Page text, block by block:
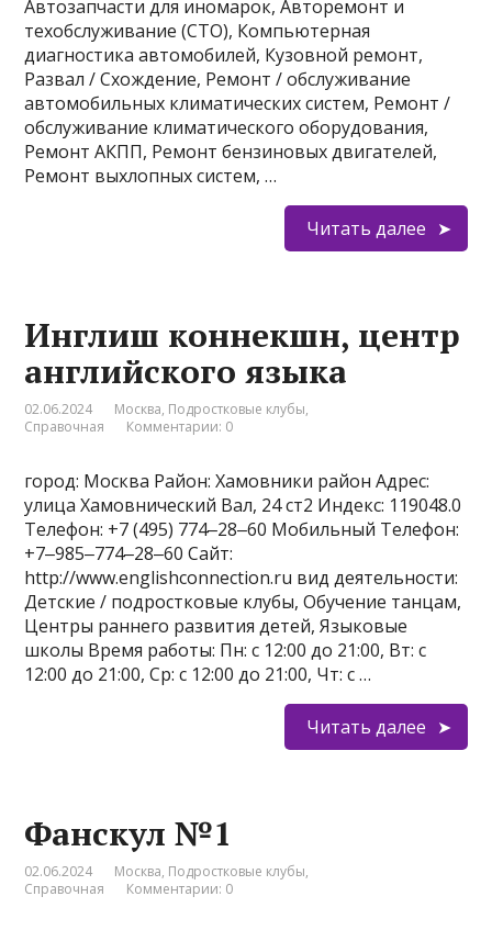
Автозапчасти для иномарок, Авторемонт и
техобслуживание (СТО), Компьютерная
диагностика автомобилей, Кузовной ремонт,
Развал / Схождение, Ремонт / обслуживание
автомобильных климатических систем, Ремонт /
обслуживание климатического оборудования,
Ремонт АКПП, Ремонт бензиновых двигателей,
Ремонт выхлопных систем, …
Читать далее
Инглиш коннекшн, центр
английского языка
02.06.2024 Москва, Подростковые клубы,
Справочная
Комментарии: 0
город: Москва Район: Хамовники район Адрес:
улица Хамовнический Вал, 24 ст2 Индекс: 119048.0
Телефон: +7 (495) 774‒28‒60 Мобильный Телефон:
+7‒985‒774‒28‒60 Сайт:
http://www.englishconnection.ru вид деятельности:
Детские / подростковые клубы, Обучение танцам,
Центры раннего развития детей, Языковые
школы Время работы: Пн: с 12:00 до 21:00, Вт: с
12:00 до 21:00, Ср: с 12:00 до 21:00, Чт: с …
Читать далее
Фанскул №1
02.06.2024 Москва, Подростковые клубы,
Справочная
Комментарии: 0